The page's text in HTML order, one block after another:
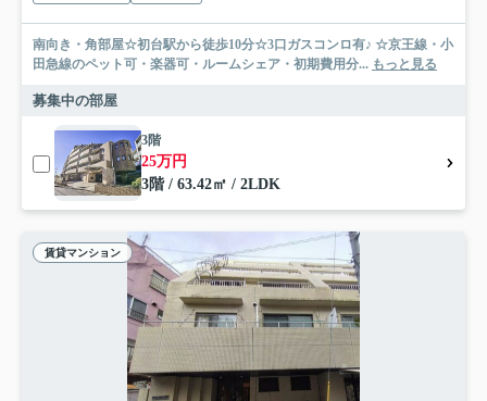
南向き・角部屋☆初台駅から徒歩10分☆3口ガスコンロ有♪ ☆京王線・小
田急線のペット可・楽器可・ルームシェア・初期費用分... もっと見る
募集中の部屋
3階
25万円
3階 / 63.42㎡ / 2LDK
賃貸マンション